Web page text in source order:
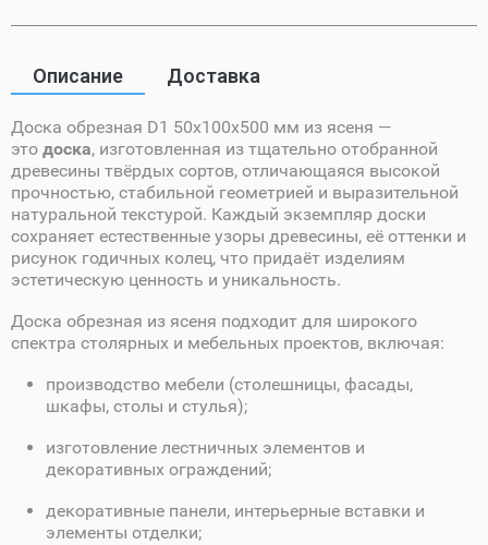
Описание Доставка
Доска обрезная D1 50х100х500 мм из ясеня —
это доска, изготовленная из тщательно отобранной
древесины твёрдых сортов, отличающаяся высокой
прочностью, стабильной геометрией и выразительной
натуральной текстурой. Каждый экземпляр доски
сохраняет естественные узоры древесины, её оттенки и
рисунок годичных колец, что придаёт изделиям
эстетическую ценность и уникальность.
Доска обрезная из ясеня подходит для широкого
спектра столярных и мебельных проектов, включая:
производство мебели (столешницы, фасады,
шкафы, столы и стулья);
изготовление лестничных элементов и
декоративных ограждений;
декоративные панели, интерьерные вставки и
элементы отделки;